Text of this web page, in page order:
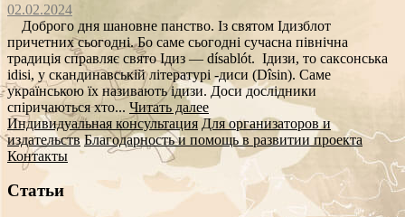
02.02.2024
Доброго дня шановне панство. Із святом Ідизблот
причетних сьогодні. Бо саме сьогодні сучасна північна
традиція справляє свято Ідиз — dísablót. Ідизи, то саксонська
idisi, у скандинавській літературі -диси (Dîsin). Саме
українською їх називають ідизи. Доси дослідники
спіричаються хто... Читать далее
Индивидуальная консультация Для организаторов и
издательств Благодарность и помощь в развитии проекта
Контакты
Статьи